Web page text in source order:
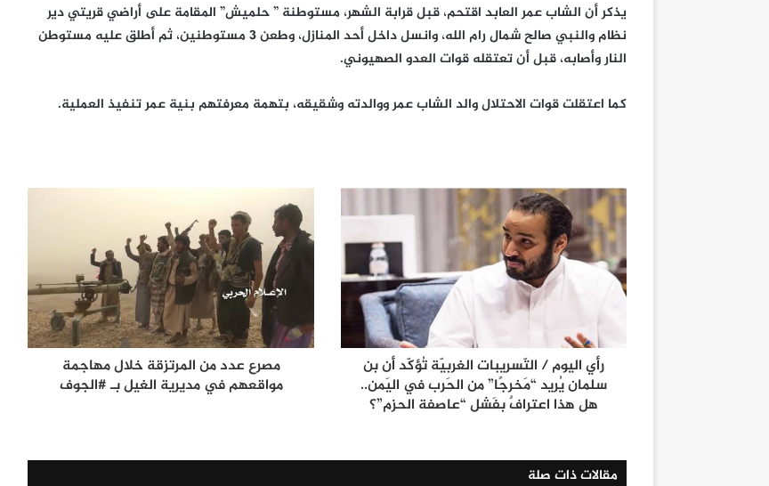
يذكر أن الشاب عمر العابد اقتحم، قبل قرابة الشهر، مستوطنة ” حلميش” المقامة على أراضي قريتي دير
نظام والنبي صالح شمال رام الله، وانسل داخل أحد المنازل، وطعن ٣ مستوطنين، ثم أطلق عليه مستوطن
النار وأصابه، قبل أن تعتقله قوات العدو الصهيوني.
كما اعتقلت قوات الاحتلال والد الشاب عمر ووالدته وشقيقه، بتهمة معرفتهم بنية عمر تنفيذ العملية.
رأي اليوم / التّسريبات الغربيّة تُؤكّد أن بن
سلمان يُريد “مَخرجًا” من الحَرب في اليَمن..
هل هذا اعترافٌ بفَشل “عاصفة الحزم”؟
مصرع عدد من المرتزقة خلال مهاجمة
مواقعهم في مديرية الغيل بـ #الجوف
مقالات ذات صلة